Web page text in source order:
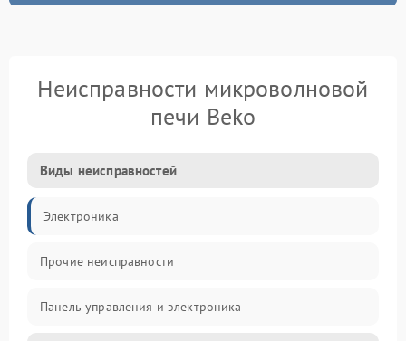
Неисправности микроволновой
печи Beko
Виды неисправностей
Электроника
Прочие неисправности
Панель управления и электроника